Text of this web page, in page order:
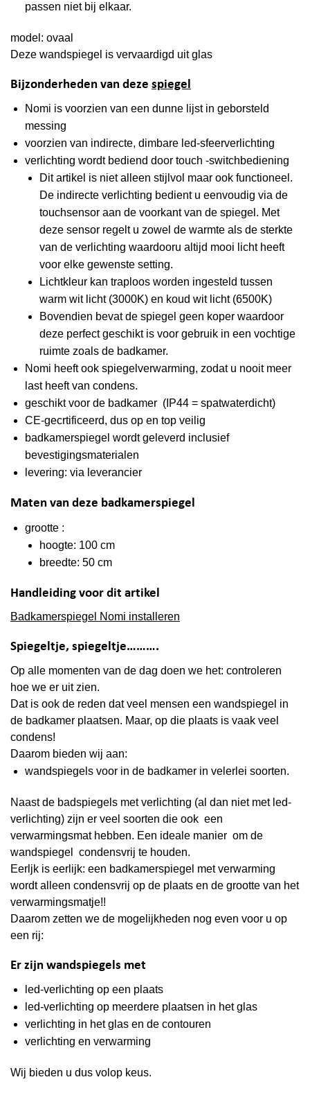
passen niet bij elkaar.
model: ovaal
Deze wandspiegel is vervaardigd uit glas
Bijzonderheden van deze spiegel
Nomi is voorzien van een dunne lijst in geborsteld
messing
voorzien van indirecte, dimbare led-sfeerverlichting
verlichting wordt bediend door touch -switchbediening
Dit artikel is niet alleen stijlvol maar ook functioneel.
De indirecte verlichting bedient u eenvoudig via de
touchsensor aan de voorkant van de spiegel. Met
deze sensor regelt u zowel de warmte als de sterkte
van de verlichting waardooru altijd mooi licht heeft
voor elke gewenste setting.
Lichtkleur kan traploos worden ingesteld tussen
warm wit licht (3000K) en koud wit licht (6500K)
Bovendien bevat de spiegel geen koper waardoor
deze perfect geschikt is voor gebruik in een vochtige
ruimte zoals de badkamer.
Nomi heeft ook spiegelverwarming, zodat u nooit meer
last heeft van condens.
geschikt voor de badkamer (IP44 = spatwaterdicht)
CE-gecrtificeerd, dus op en top veilig
badkamerspiegel wordt geleverd inclusief
bevestigingsmaterialen
levering: via leverancier
Maten van deze badkamerspiegel
grootte :
hoogte: 100 cm
breedte: 50 cm
Handleiding voor dit artikel
Badkamerspiegel Nomi installeren
Spiegeltje, spiegeltje……….
Op alle momenten van de dag doen we het: controleren
hoe we er uit zien.
Dat is ook de reden dat veel mensen een wandspiegel in
de badkamer plaatsen. Maar, op die plaats is vaak veel
condens!
Daarom bieden wij aan:
wandspiegels voor in de badkamer in velerlei soorten.
Naast de badspiegels met verlichting (al dan niet met led-
verlichting) zijn er veel soorten die ook een
verwarmingsmat hebben. Een ideale manier om de
wandspiegel condensvrij te houden.
Eerljk is eerlijk: een badkamerspiegel met verwarming
wordt alleen condensvrij op de plaats en de grootte van het
verwarmingsmatje!!
Daarom zetten we de mogelijkheden nog even voor u op
een rij:
Er zijn wandspiegels met
led-verlichting op een plaats
led-verlichting op meerdere plaatsen in het glas
verlichting in het glas en de contouren
verlichting en verwarming
Wij bieden u dus volop keus.